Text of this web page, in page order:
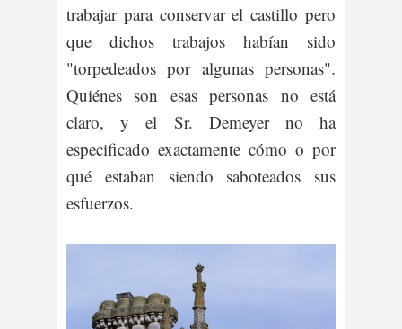
trabajar para conservar el castillo pero
que dichos trabajos habían sido
"torpedeados por algunas personas".
Quiénes son esas personas no está
claro, y el Sr. Demeyer no ha
especificado exactamente cómo o por
qué estaban siendo saboteados sus
esfuerzos.